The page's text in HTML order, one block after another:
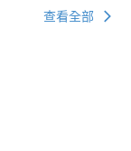
查看全部